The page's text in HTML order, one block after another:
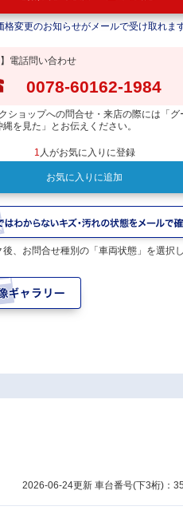
格変更のお知らせがメールで受け取れま
】電話問い合わせ
0078-60162-1984
ショップへの問合せ・来店の際には「グ
縄を見た」とお伝えください。
1 人がお気に入りに登録
お気に入りに追加
後、お問合せ種別の「車両状態」を選択
2026-06-24更新 車台番号(下3桁)：